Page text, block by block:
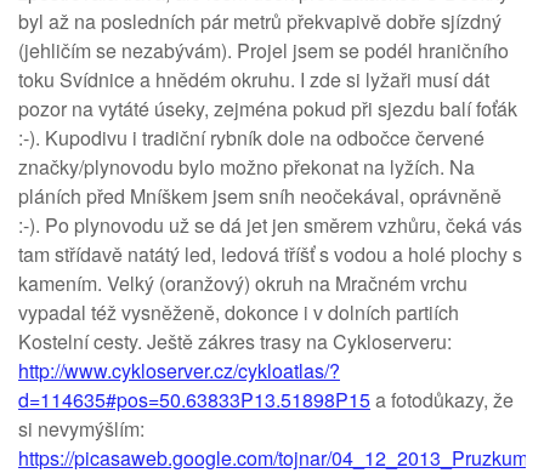
byl až na posledních pár metrů překvapivě dobře sjízdný
(jehličím se nezabývám). Projel jsem se podél hraničního
toku Svídnice a hnědém okruhu. I zde si lyžaři musí dát
pozor na vytáté úseky, zejména pokud při sjezdu balí foťák
:-). Kupodivu i tradiční rybník dole na odbočce červené
značky/plynovodu bylo možno překonat na lyžích. Na
pláních před Mníškem jsem sníh neočekával, oprávněně
:-). Po plynovodu už se dá jet jen směrem vzhůru, čeká vás
tam střídavě natátý led, ledová tříšť s vodou a holé plochy s
kamením. Velký (oranžový) okruh na Mračném vrchu
vypadal též vysněženě, dokonce i v dolních partiích
Kostelní cesty. Ještě zákres trasy na Cykloserveru:
http://www.cykloserver.cz/cykloatlas/?
d=114635#pos=50.63833P13.51898P15a fotodůkazy, že
si nevymýšlím:
https://picasaweb.google.com/tojnar/